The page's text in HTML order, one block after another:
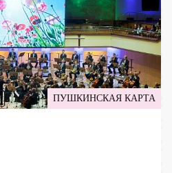
ПУШКИНСКАЯ КАРТА